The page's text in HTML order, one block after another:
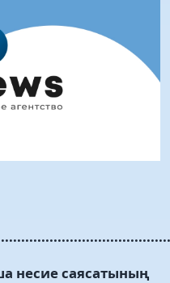
несие саясатының